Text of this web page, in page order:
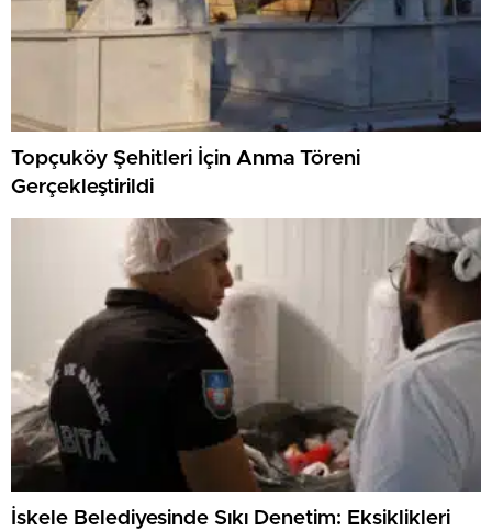
Topçuköy Şehitleri İçin Anma Töreni
Gerçekleştirildi
İskele Belediyesinde Sıkı Denetim: Eksiklikleri